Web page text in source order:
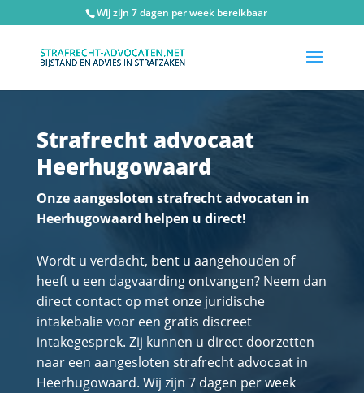
Wij zijn 7 dagen per week bereikbaar
Strafrecht advocaat
Heerhugowaard
Onze aangesloten strafrecht advocaten in
Heerhugowaard helpen u direct!
Wordt u verdacht, bent u aangehouden of
heeft u een dagvaarding ontvangen? Neem dan
direct contact op met onze juridische
intakebalie voor een gratis discreet
intakegesprek. Zij kunnen u direct doorzetten
naar een aangesloten strafrecht advocaat in
Heerhugowaard. Wij zijn 7 dagen per week